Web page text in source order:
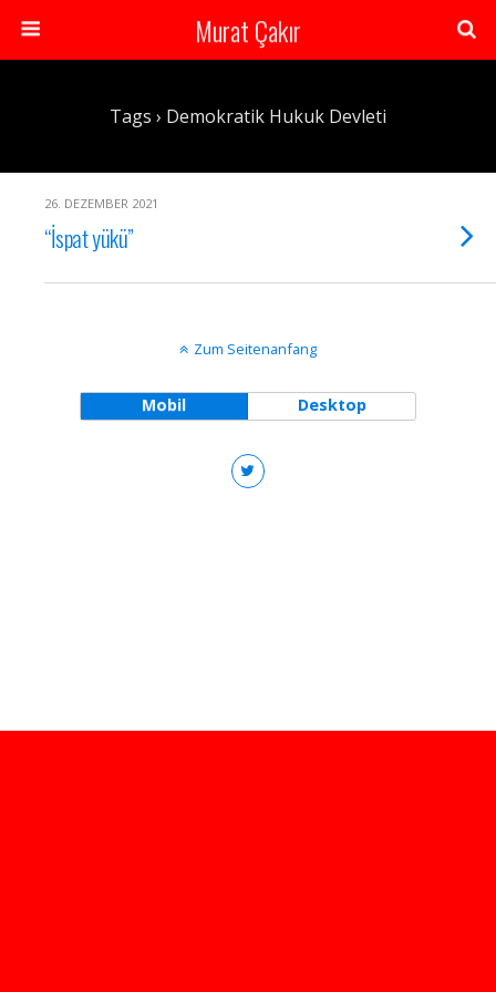
Murat Çakır
Tags › Demokratik Hukuk Devleti
26. DEZEMBER 2021
“İspat yükü”
Zum Seitenanfang
Mobil Desktop